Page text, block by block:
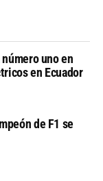
uno en
en Ecuador
de F1 se